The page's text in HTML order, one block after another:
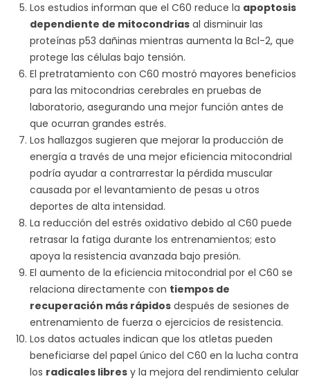
Los estudios informan que el C60 reduce la apoptosis
dependiente de mitocondrias al disminuir las
proteínas p53 dañinas mientras aumenta la Bcl-2, que
protege las células bajo tensión.
El pretratamiento con C60 mostró mayores beneficios
para las mitocondrias cerebrales en pruebas de
laboratorio, asegurando una mejor función antes de
que ocurran grandes estrés.
Los hallazgos sugieren que mejorar la producción de
energía a través de una mejor eficiencia mitocondrial
podría ayudar a contrarrestar la pérdida muscular
causada por el levantamiento de pesas u otros
deportes de alta intensidad.
La reducción del estrés oxidativo debido al C60 puede
retrasar la fatiga durante los entrenamientos; esto
apoya la resistencia avanzada bajo presión.
El aumento de la eficiencia mitocondrial por el C60 se
relaciona directamente con tiempos de
recuperación más rápidos después de sesiones de
entrenamiento de fuerza o ejercicios de resistencia.
Los datos actuales indican que los atletas pueden
beneficiarse del papel único del C60 en la lucha contra
los radicales libres y la mejora del rendimiento celular